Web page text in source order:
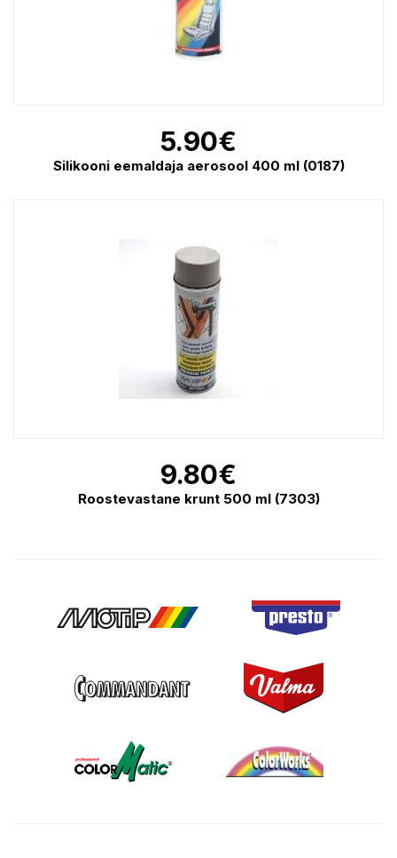
5.90€
Silikooni eemaldaja aerosool 400 ml (0187)
9.80€
Roostevastane krunt 500 ml (7303)